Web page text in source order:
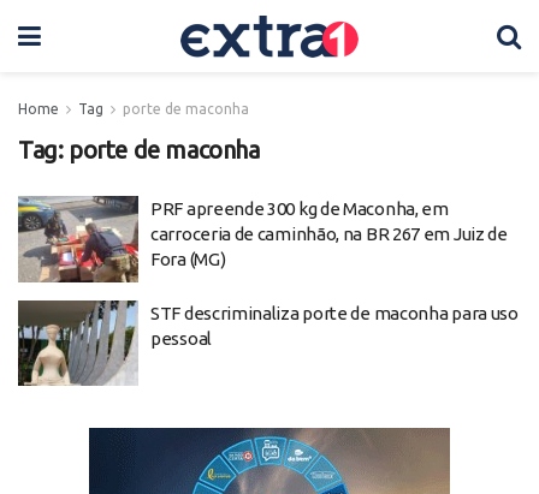
Home Tag porte de maconha
Tag: porte de maconha
PRF apreende 300 kg de Maconha, em
carroceria de caminhão, na BR 267 em Juiz de
Fora (MG)
STF descriminaliza porte de maconha para uso
pessoal